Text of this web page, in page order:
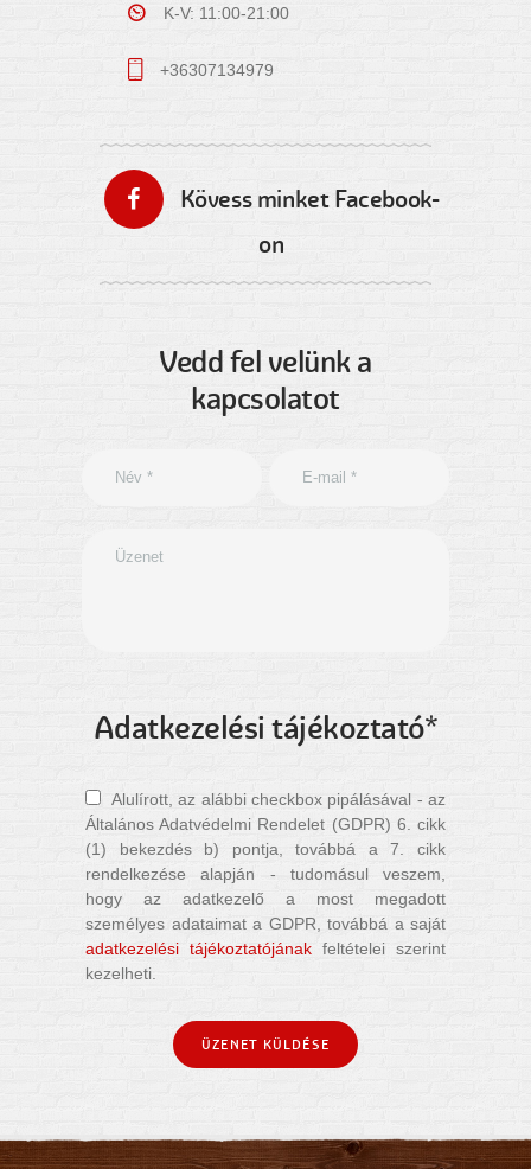
K-V: 11:00-21:00
+36307134979
Kövess minket Facebook-
on
Vedd fel velünk a
kapcsolatot
Adatkezelési tájékoztató*
Alulírott, az alábbi checkbox pipálásával - az
Általános Adatvédelmi Rendelet (GDPR) 6. cikk
(1) bekezdés b) pontja, továbbá a 7. cikk
rendelkezése alapján - tudomásul veszem,
hogy az adatkezelő a most megadott
személyes adataimat a GDPR, továbbá a saját
adatkezelési tájékoztatójának feltételei szerint
kezelheti.